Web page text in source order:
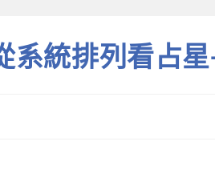
系統排列看占